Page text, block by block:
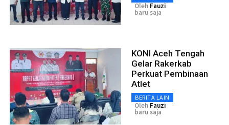
Oleh Fauzi
baru saja
KONI Aceh Tengah
Gelar Rakerkab
Perkuat Pembinaan
Atlet
BERITA LAIN
Oleh Fauzi
baru saja